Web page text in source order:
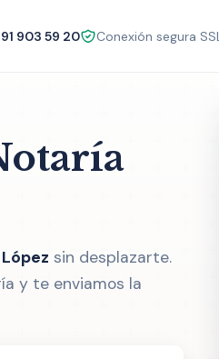
91 903 59 20 Conexión segura SSL
sin desplazarte.
y te enviamos la